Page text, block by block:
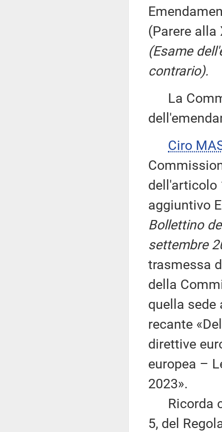
(Parere alla
(Esame
contrario).
La
Ciro
dell'articolo
aggiuntivo
Bollettino
settembre
trasmessa
della
quella sede
recante
direttive
europea –
2023».
Ricorda
5, del